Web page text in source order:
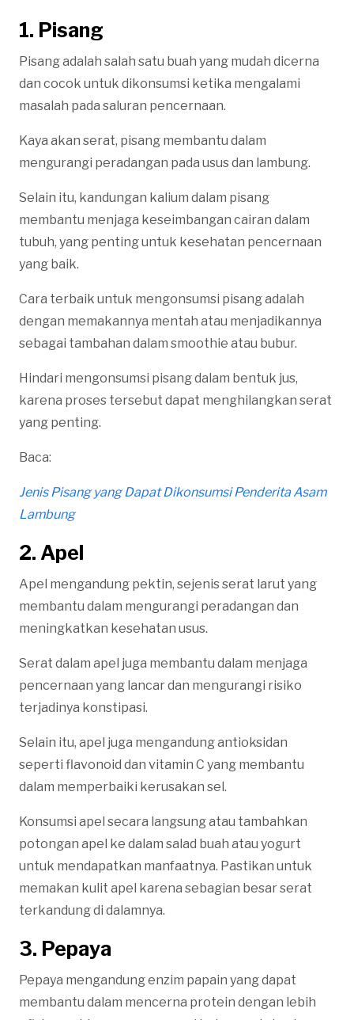
1. Pisang
Pisang adalah salah satu buah yang mudah dicerna
dan cocok untuk dikonsumsi ketika mengalami
masalah pada saluran pencernaan.
Kaya akan serat, pisang membantu dalam
mengurangi peradangan pada usus dan lambung.
Selain itu, kandungan kalium dalam pisang
membantu menjaga keseimbangan cairan dalam
tubuh, yang penting untuk kesehatan pencernaan
yang baik.
Cara terbaik untuk mengonsumsi pisang adalah
dengan memakannya mentah atau menjadikannya
sebagai tambahan dalam smoothie atau bubur.
Hindari mengonsumsi pisang dalam bentuk jus,
karena proses tersebut dapat menghilangkan serat
yang penting.
Baca:
Jenis Pisang yang Dapat Dikonsumsi Penderita Asam
Lambung
2. Apel
Apel mengandung pektin, sejenis serat larut yang
membantu dalam mengurangi peradangan dan
meningkatkan kesehatan usus.
Serat dalam apel juga membantu dalam menjaga
pencernaan yang lancar dan mengurangi risiko
terjadinya konstipasi.
Selain itu, apel juga mengandung antioksidan
seperti flavonoid dan vitamin C yang membantu
dalam memperbaiki kerusakan sel.
Konsumsi apel secara langsung atau tambahkan
potongan apel ke dalam salad buah atau yogurt
untuk mendapatkan manfaatnya. Pastikan untuk
memakan kulit apel karena sebagian besar serat
terkandung di dalamnya.
3. Pepaya
Pepaya mengandung enzim papain yang dapat
membantu dalam mencerna protein dengan lebih